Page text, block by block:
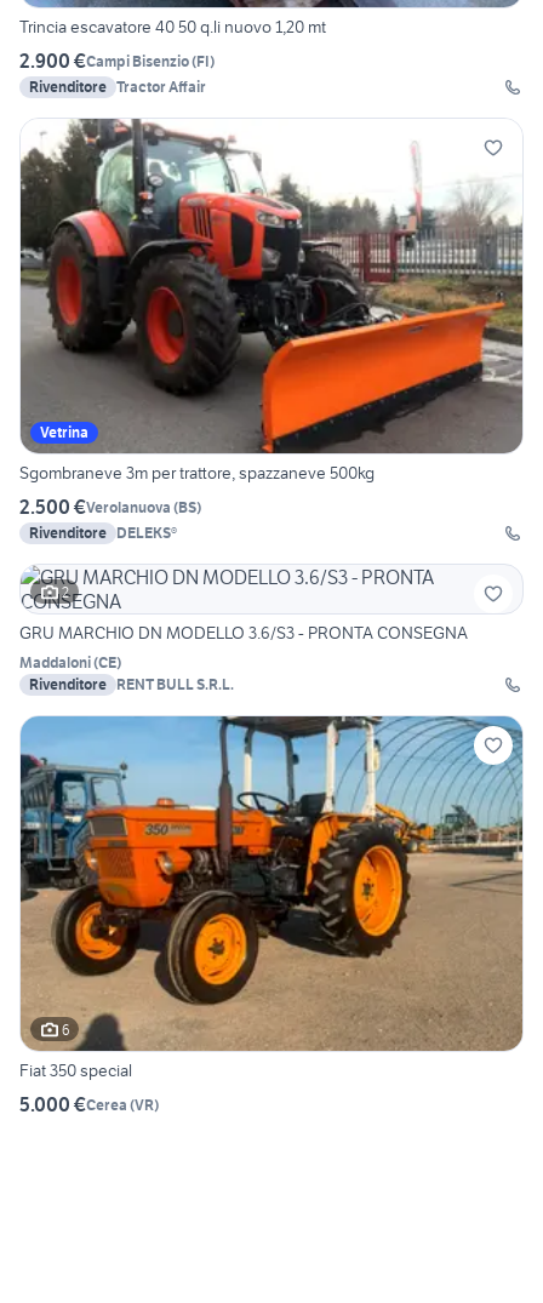
Trincia escavatore 40 50 q.li nuovo 1,20 mt
2.900 €Campi Bisenzio(FI)
Rivenditore Tractor Affair
Vetrina
Sgombraneve 3m per trattore, spazzaneve 500kg
2.500 €Verolanuova (BS)
Rivenditore DELEKS®
2
GRU MARCHIO DN MODELLO 3.6/S3 - PRONTA CONSEGNA
Maddaloni(CE)
Rivenditore RENT BULL S.R.L.
6
Fiat 350 special
5.000 €Cerea (VR)